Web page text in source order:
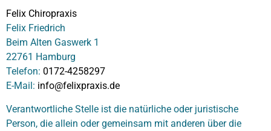
Felix Chiropraxis
Felix Friedrich
Beim Alten Gaswerk 1
22761 Hamburg
Telefon: 0172-4258297
E-Mail: info@felixpraxis.de
Verantwortliche Stelle ist die natürliche oder juristische
Person, die allein oder gemeinsam mit anderen über die